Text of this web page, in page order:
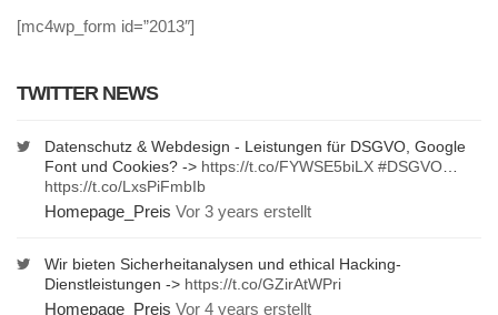
[mc4wp_form id=”2013″]
TWITTER NEWS
Datenschutz & Webdesign - Leistungen für DSGVO, Google
Font und Cookies? -> https://t.co/FYWSE5biLX #DSGVO
https://t.co/LxsPiFmbIb
Homepage_Preis Vor 3 years erstellt
Wir bieten Sicherheitanalysen und ethical Hacking-
Dienstleistungen -> https://t.co/GZirAtWPri
Homepage_Preis Vor 4 years erstellt